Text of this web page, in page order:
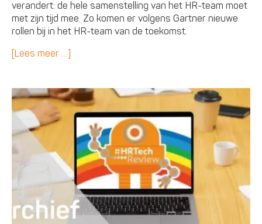
verandert: de hele samenstelling van het HR-team moet
met zijn tijd mee. Zo komen er volgens Gartner nieuwe
rollen bij in het HR-team van de toekomst.
[Lees meer …]